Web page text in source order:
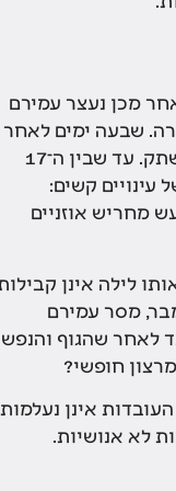
לאחר מכן נעצר עמירם
שבעה ימים לאחר
מעצרו, בחקירה במשטרה, עמירם מסר גרסה והכחיש קשר לאירועים. בשאר הזמן, שתק. עד שבין ה־17
עינויים קשים:
מחריש אוזניים
בלבד לאחר מכן, ב־21 בדצמבר, מסר עמירם
לאחר שהגוף והנפש
חופשי?
אמנם אישר את קבילות ההודאה הזו ב־1 בספטמבר 2022, אך העובדות אינן נעלמות
לא אנושיות.